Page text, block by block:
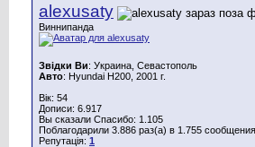
alexusaty
Виннипанда
Звідки Ви: Украина, Севастополь
Авто: Hyundai H200, 2001 г.
Вік: 54
Дописи: 6.917
Вы сказали Спасибо: 1.105
Поблагодарили 3.886 раз(а) в 1.755
Репутація: 1